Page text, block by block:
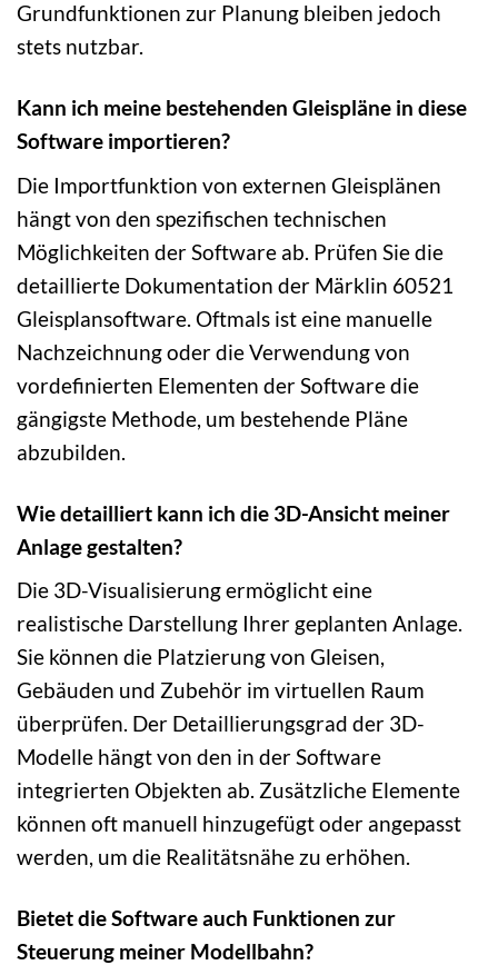
Grundfunktionen zur Planung bleiben jedoch
stets nutzbar.
Kann ich meine bestehenden Gleispläne in diese
Software importieren?
Die Importfunktion von externen Gleisplänen
hängt von den spezifischen technischen
Möglichkeiten der Software ab. Prüfen Sie die
detaillierte Dokumentation der Märklin 60521
Gleisplansoftware. Oftmals ist eine manuelle
Nachzeichnung oder die Verwendung von
vordefinierten Elementen der Software die
gängigste Methode, um bestehende Pläne
abzubilden.
Wie detailliert kann ich die 3D-Ansicht meiner
Anlage gestalten?
Die 3D-Visualisierung ermöglicht eine
realistische Darstellung Ihrer geplanten Anlage.
Sie können die Platzierung von Gleisen,
Gebäuden und Zubehör im virtuellen Raum
überprüfen. Der Detaillierungsgrad der 3D-
Modelle hängt von den in der Software
integrierten Objekten ab. Zusätzliche Elemente
können oft manuell hinzugefügt oder angepasst
werden, um die Realitätsnähe zu erhöhen.
Bietet die Software auch Funktionen zur
Steuerung meiner Modellbahn?